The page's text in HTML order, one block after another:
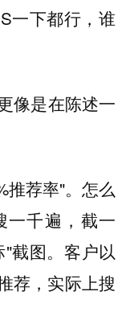
一下都行，谁
像是在陈述一
推荐率"。怎么
一千遍，截一
截图。客户以
荐，实际上搜